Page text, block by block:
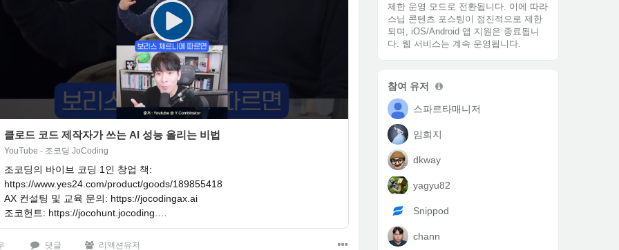
클로드 코드 제작자가 쓰는 AI 성능 올리는 비법
YouTube - 조코딩 JoCoding
조코딩의 바이브 코딩 1인 창업 책:
https://www.yes24.com/product/goods/189855418
AX 컨설팅 및 교육 문의: https://jocodingax.ai
조코헌트: https://jocohunt.jocoding.…
댓글 리액션유저
제한 운영 모드로 전환됩니다.​ 이에 따라
스닙 콘텐츠 포스팅이 점진적으로 제한
되며, iOS/Android 앱 지원은 종료됩니
다. 웹 서비스는 계속 운영됩니다.
참여 유저
스파르타매니저
임희지
dkway
yagyu82
Snippod
chann